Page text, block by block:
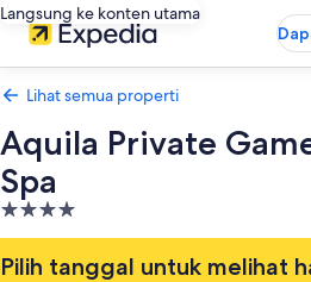
Langsung ke konten utama
Lihat semua properti
Aquila Private
Spa
Properti
bintang
4.0
Pilih tanggal untuk melihat